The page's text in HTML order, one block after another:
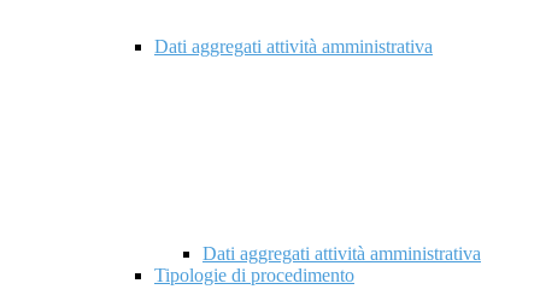
Dati aggregati attività amministrativa
Dati aggregati attività amministrativa
Tipologie di procedimento